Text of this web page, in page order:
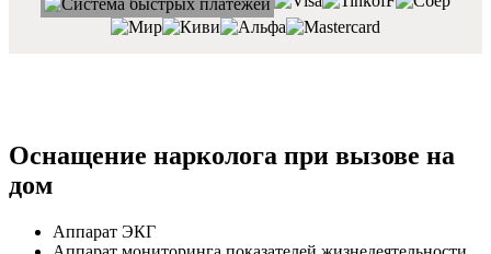
Оснащение нарколога при вызове на
дом
Аппарат ЭКГ